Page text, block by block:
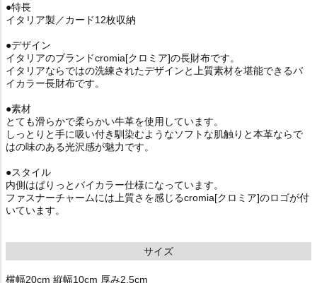
●特長
イタリア製／カード12枚収納
●デザイン
イタリアのブランドcromia[クロミア]の長財布です。
イタリアならではの洗練されたデザインと上質素材を堪能できるバ
イカラー長財布です。
●素材
とても滑らかで柔らかい牛革を使用しています。
しっとりと手に吸い付き馴染むようなソフトな肌触りと本革ならで
はの味のある光沢感が魅力です。
●スタイル
内側はぱりっとバイカラー仕様になっています。
ファスナーチャームには上質さを感じるcromia[クロミア]のロゴが付
いています。
サイズ
横幅20cm 縦幅10cm 厚み2.5cm